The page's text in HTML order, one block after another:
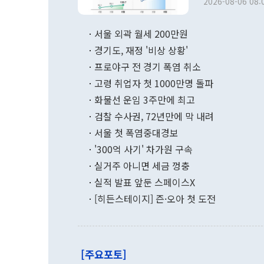
서울 외곽 월세 200만원
경기도, 재정 '비상 상황'
프로야구 전 경기 폭염 취소
고령 취업자 첫 1000만명 돌파
화물선 운임 3주만에 최고
검찰 수사권, 72년만에 막 내려
서울 첫 폭염중대경보
'300억 사기' 차가원 구속
실거주 아니면 세금 껑충
실적 발표 앞둔 스페이스X
[히든스테이지] 즌·오아 첫 도전
[주요포토]